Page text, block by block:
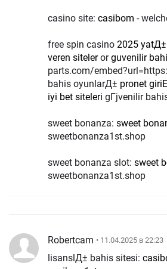
casino site: casibom -
free spin casino 2025
veren sitelerorguvenilir
parts.com/
bahis oyunlarД± pronet
iyi bet siteleri gГјvenilir
sweet bonanza: sweet
sweetbonanza1st.shop
sweet bonanza slot: sweet
sweetbonanza1st.shop
Robertcam • 11.04.2025 в 22:23
lisanslД± bahis sitesi: